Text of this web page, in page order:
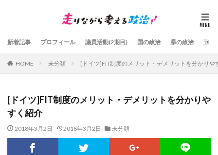
新着記事 プロフィール 議員活動(2期目) 国の政治 県の政治 五島
HOME 未分類 [ドイツ]FIT制度のメリット・デメリットを分かりや
[ドイツ]FIT制度のメリット・デメリットを分かりや
すく紹介
2018年3月2日 2018年3月2日 未分類